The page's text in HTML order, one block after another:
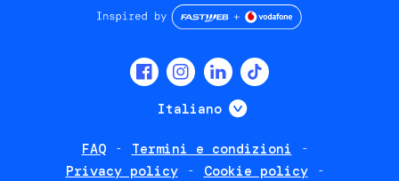
Italiano Mostra ulteriori
FAQ
Termini e condizioni
Privacy policy
Cookie policy